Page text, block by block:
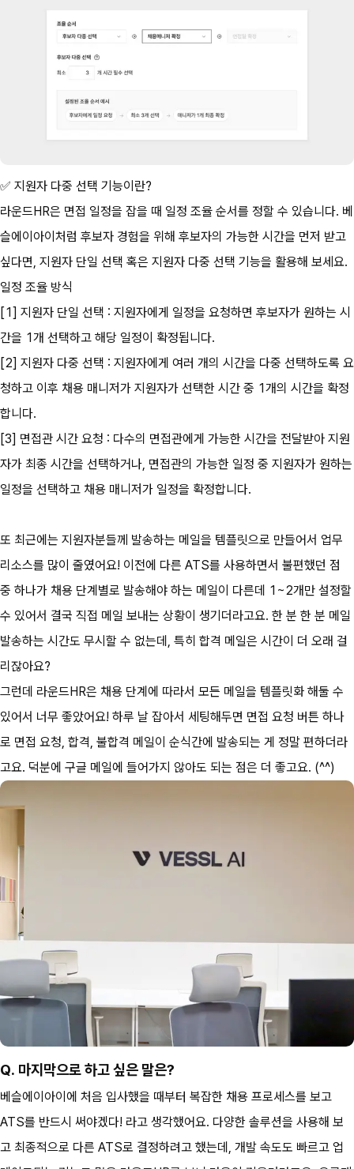
✅ 지원자 다중 선택 기능이란?
라운드HR은 면접 일정을 잡을 때 일정 조율 순서를 정할 수 있습니다. 베
슬에이아이처럼 후보자 경험을 위해 후보자의 가능한 시간을 먼저 받고
싶다면, 지원자 단일 선택 혹은 지원자 다중 선택 기능을 활용해 보세요.
일정 조율 방식
[1] 지원자 단일 선택 : 지원자에게 일정을 요청하면 후보자가 원하는 시
간을 1개 선택하고 해당 일정이 확정됩니다.
[2] 지원자 다중 선택 : 지원자에게 여러 개의 시간을 다중 선택하도록 요
청하고 이후 채용 매니저가 지원자가 선택한 시간 중 1개의 시간을 확정
합니다.
[3] 면접관 시간 요청 : 다수의 면접관에게 가능한 시간을 전달받아 지원
자가 최종 시간을 선택하거나, 면접관의 가능한 일정 중 지원자가 원하는
일정을 선택하고 채용 매니저가 일정을 확정합니다.
또 최근에는 지원자분들께 발송하는 메일을 템플릿으로 만들어서 업무
리소스를 많이 줄였어요! 이전에 다른 ATS를 사용하면서 불편했던 점
중 하나가 채용 단계별로 발송해야 하는 메일이 다른데 1~2개만 설정할
수 있어서 결국 직접 메일 보내는 상황이 생기더라고요. 한 분 한 분 메일
발송하는 시간도 무시할 수 없는데, 특히 합격 메일은 시간이 더 오래 걸
리잖아요?
그런데 라운드HR은 채용 단계에 따라서 모든 메일을 템플릿화 해둘 수
있어서 너무 좋았어요! 하루 날 잡아서 세팅해두면 면접 요청 버튼 하나
로 면접 요청, 합격, 불합격 메일이 순식간에 발송되는 게 정말 편하더라
고요. 덕분에 구글 메일에 들어가지 않아도 되는 점은 더 좋고요. (^^)
Q. 마지막으로 하고 싶은 말은?
베슬에이아이에 처음 입사했을 때부터 복잡한 채용 프로세스를 보고
ATS를 반드시 써야겠다! 라고 생각했어요. 다양한 솔루션을 사용해 보
고 최종적으로 다른 ATS로 결정하려고 했는데, 개발 속도도 빠르고 업